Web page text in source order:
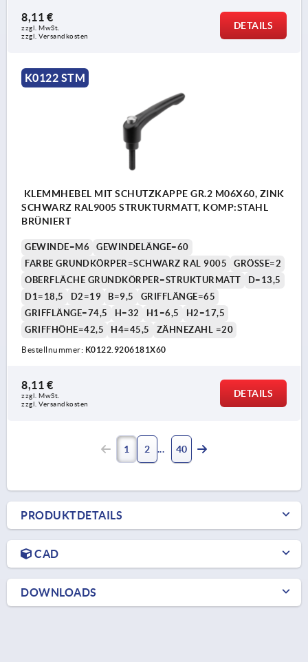
8,11 €
zzgl. MwSt.
zzgl. Versandkosten
DETAILS
K0122 STM
KLEMMHEBEL MIT SCHUTZKAPPE GR.2 M06X60, ZINK
SCHWARZ RAL9005 STRUKTURMATT, KOMP:STAHL
BRÜNIERT
GEWINDE=M6
GEWINDELÄNGE=60
FARBE GRUNDKÖRPER=SCHWARZ RAL 9005
GRÖSSE=2
OBERFLÄCHE GRUNDKÖRPER=STRUKTURMATT
D=13,5
D1=18,5
D2=19 B=9,5
GRIFFLÄNGE=65
GRIFFLÄNGE=74,5
H=32 H1=6,5
H2=17,5
GRIFFHÖHE=42,5
H4=45,5 ZÄHNEZAHL =20
Bestellnummer: K0122.9206181X60
8,11 €
zzgl. MwSt.
zzgl. Versandkosten
DETAILS
1 2 40
PRODUKTDETAILS
CAD
DOWNLOADS